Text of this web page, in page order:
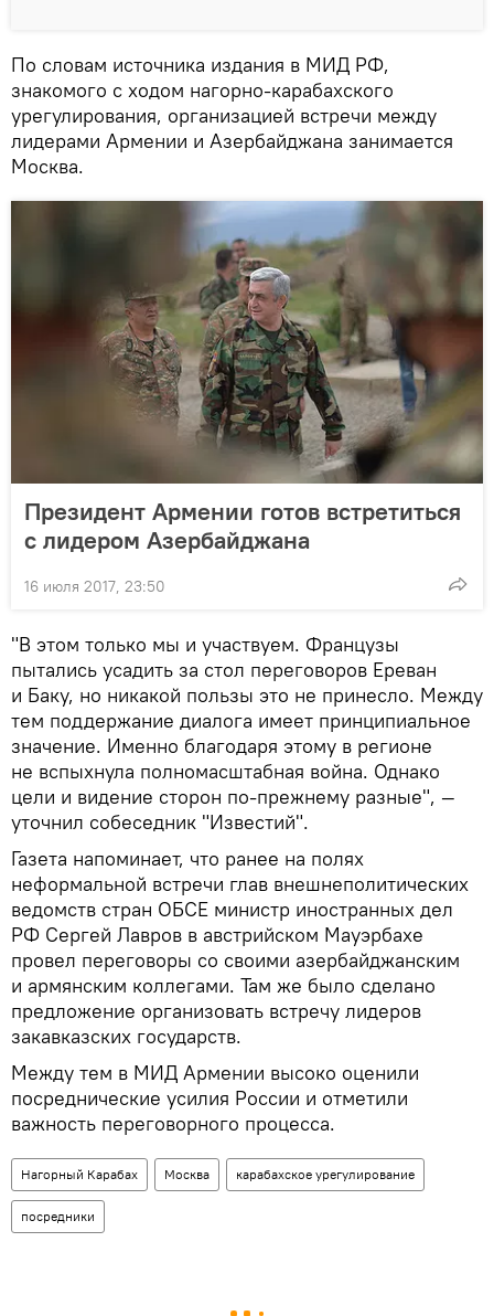
По словам источника издания в МИД РФ,
знакомого с ходом нагорно-карабахского
урегулирования, организацией встречи между
лидерами Армении и Азербайджана занимается
Москва.
Президент Армении готов встретиться
с лидером Азербайджана
16 июля 2017, 23:50
"В этом только мы и участвуем. Французы
пытались усадить за стол переговоров Ереван
и Баку, но никакой пользы это не принесло. Между
тем поддержание диалога имеет принципиальное
значение. Именно благодаря этому в регионе
не вспыхнула полномасштабная война. Однако
цели и видение сторон по-прежнему разные", —
уточнил собеседник "Известий".
Газета напоминает, что ранее на полях
неформальной встречи глав внешнеполитических
ведомств стран ОБСЕ министр иностранных дел
РФ Сергей Лавров в австрийском Мауэрбахе
провел переговоры со своими азербайджанским
и армянским коллегами. Там же было сделано
предложение организовать встречу лидеров
закавказских государств.
Между тем в МИД Армении высоко оценили
посреднические усилия России и отметили
важность переговорного процесса.
Нагорный Карабах Москва карабахское урегулирование
посредники